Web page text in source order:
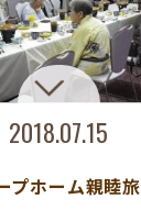
2018.07.15
プホーム親睦